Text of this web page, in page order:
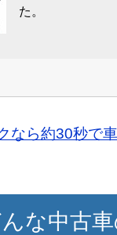
スタッフの対応
た。
なら約30秒で
な中古